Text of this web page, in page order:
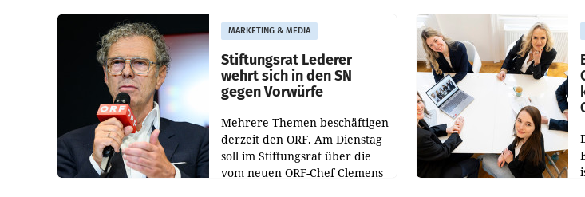
freigegeben: Die
Bundeswettbewerbsbehörde
und der Bundeskartellanwalt
MARKETING & MEDIA
Stiftungsrat Lederer
wehrt sich in den SN
gegen Vorwürfe
Mehrere Themen beschäftigen
derzeit den ORF. Am Dienstag
soll im Stiftungsrat über die
vom neuen ORF-Chef Clemens